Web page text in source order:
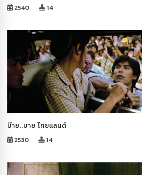
2540 14
บ๊าย..บาย ไทยแลนด์
2530 14